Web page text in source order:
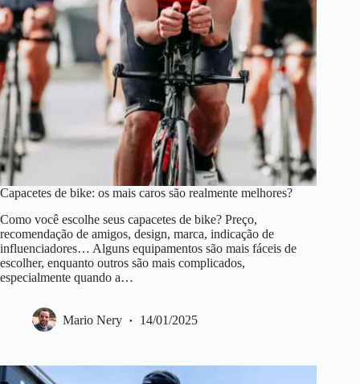
Capacetes de bike: os mais caros são realmente melhores?
Como você escolhe seus capacetes de bike? Preço,
recomendação de amigos, design, marca, indicação de
influenciadores… Alguns equipamentos são mais fáceis de
escolher, enquanto outros são mais complicados,
especialmente quando a…
Mario Nery 14/01/2025